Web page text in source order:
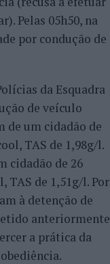
Pelas 05h50, na
por condução de
da Esquadra
de veículo
de um cidadão de
TAS de 1,98g/l.
cidadão de 26
TAS de 1,51g/l. Por
à detenção de
anteriormente
a prática da